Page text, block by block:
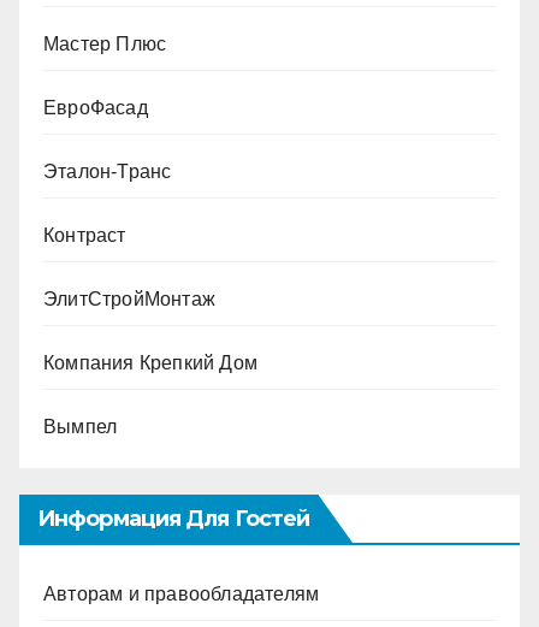
Мастер Плюс
ЕвроФасад
Эталон-Транс
Контраст
ЭлитСтройМонтаж
Компания Крепкий Дом
Вымпел
Информация Для Гостей
Авторам и правообладателям